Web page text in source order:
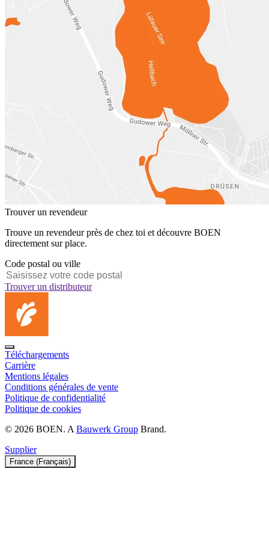
Trouver un revendeur
Trouve un revendeur près de chez toi et découvre BOEN
directement sur place.
Code postal ou ville
Trouver un distributeur
Téléchargements
Carrière
Mentions légales
Conditions générales de vente
Politique de confidentialité
Politique de cookies
© 2026 BOEN. ABauwerk Group Brand.
Supplier
France (Français)